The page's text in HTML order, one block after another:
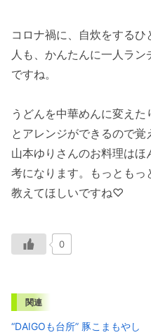
コロナ禍に、自炊をする
人も、かんたんに一人ラ
ですね。
うどんを中華めんに変え
とアレンジができるので覚
山本ゆりさんのお料理は
考になります。もっとも
教えてほしいですね♡
0
関連
“DAIGOも台所” 豚こまもやし